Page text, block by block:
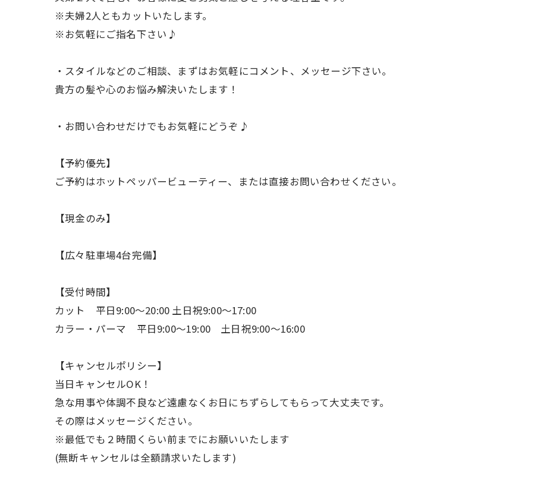
※夫婦2人ともカットいたします。
※お気軽にご指名下さい♪
・スタイルなどのご相談、まずはお気軽にコメント、メッセージ下さい。
貴方の髪や心のお悩み解決いたします！
・お問い合わせだけでもお気軽にどうぞ♪
【予約優先】
ご予約はホットペッパービューティー、または直接お問い合わせください。
【現金のみ】
【広々駐車場4台完備】
【受付時間】
カット 平日9:00〜20:00 土日祝9:00〜17:00
カラー・パーマ 平日9:00〜19:00 土日祝9:00〜16:00
【キャンセルポリシー】
当日キャンセルOK！
急な用事や体調不良など遠慮なくお日にちずらしてもらって大丈夫です。
その際はメッセージください。
※最低でも２時間くらい前までにお願いいたします
(無断キャンセルは全額請求いたします)